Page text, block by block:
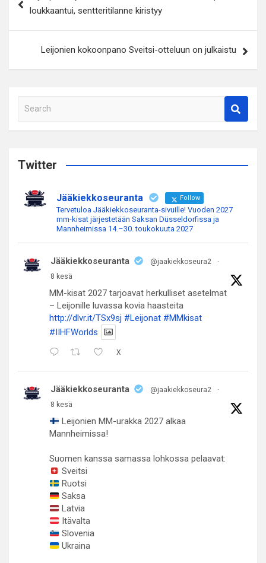
selaus
loukkaantui, sentteritilanne kiristyy
Leijonien kokoonpano Sveitsi-otteluun on julkaistu
a
c
Twitter
Jääkiekkoseuranta Follow
Tervetuloa Jääkiekkoseuranta-sivuille! Vuoden 2027
mm-kisat järjestetään Saksan Düsseldorfissa ja
Mannheimissa 14.–30. toukokuuta 2027
Jääkiekkoseuranta @jaakiekkoseura2
·
8 kesä
MM-kisat 2027 tarjoavat herkulliset asetelmat
– Leijonille luvassa kovia haasteita
http://dlvr.it/TSx9sj #Leijonat #MMkisat
#IIHFWorlds
X
Jääkiekkoseuranta @jaakiekkoseura2
·
8 kesä
Leijonien MM-urakka 2027 alkaa
Mannheimissa!
Suomen kanssa samassa lohkossa pelaavat:
Sveitsi
Ruotsi
Saksa
Latvia
Itävalta
Slovenia
Ukraina